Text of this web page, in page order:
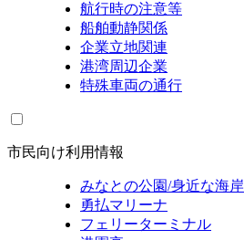
航行時の注意等
船舶動静関係
企業立地関連
港湾周辺企業
特殊車両の通行
市民向け利用情報
みなとの公園/身近な海岸
勇払マリーナ
フェリーターミナル